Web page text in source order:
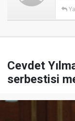
Cevdet
serbestisi